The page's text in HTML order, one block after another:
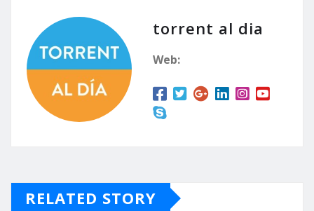
torrent al dia
Web:
RELATED STORY